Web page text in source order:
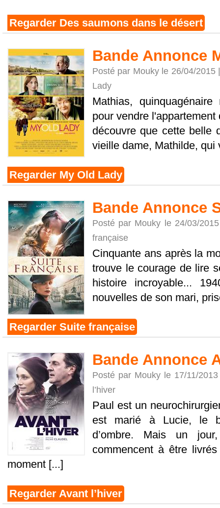
Regarder Des saumons dans le désert
Bande Annonce
Posté par Mouky le 26/04/2015
Lady
Mathias,
pour vendre
découvre que cette belle
vieille dame, Mathilde, qui
Regarder My Old Lady
Bande Annonce
Posté par Mouky le 24/03/
française
Cinquante ans après la
trouve le courage de lire
histoire incroyable...
nouvelles de son mari,
Regarder Suite française
Bande Annonce
Posté par Mouky le 17/11/
l’hiver
Paul est un
est marié à Lucie, le
d’ombre. Mais un
commencent à être
moment [...]
Regarder Avant l’hiver